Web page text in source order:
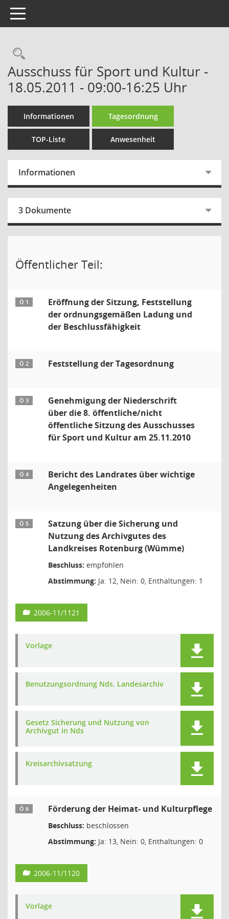
Toggle navigation
Rechercheauswahl
Ausschuss für Sport und Kultur -
18.05.2011 - 09:00-16:25 Uhr
Informationen Tagesordnung
TOP-Liste Anwesenheit
Informationen
3 Dokumente
Öffentlicher Teil:
Ö 1
Eröffnung der Sitzung, Feststellung
der ordnungsgemäßen Ladung und
der Beschlussfähigkeit
Ö 2 Feststellung der Tagesordnung
Ö 3
Genehmigung der Niederschrift
über die 8. öffentliche/nicht
öffentliche Sitzung des Ausschusses
für Sport und Kultur am 25.11.2010
Ö 4
Bericht des Landrates über wichtige
Angelegenheiten
Ö 5
Satzung über die Sicherung und
Nutzung des Archivgutes des
Landkreises Rotenburg (Wümme)
Beschluss: empfohlen
Abstimmung: Ja: 12, Nein: 0, Enthaltungen: 1
2006-11/1121
Vorlage
Benutzungsordnung Nds. Landesarchiv
Gesetz Sicherung und Nutzung von
Archivgut in Nds
Kreisarchivsatzung
Ö 6 Förderung der Heimat- und Kulturpflege
Beschluss: beschlossen
Abstimmung: Ja: 13, Nein: 0, Enthaltungen: 0
2006-11/1120
Vorlage